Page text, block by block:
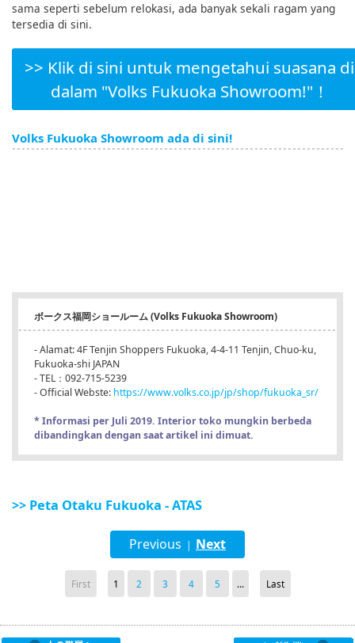
sama seperti sebelum relokasi, ada banyak sekali ragam yang
tersedia di sini.
>> Klik di sini untuk mengetahui suasana di
dalam "Volks Fukuoka Showroom!"！
Volks Fukuoka Showroom ada di sini!
ボークス福岡ショールーム (Volks Fukuoka Showroom)
- Alamat: 4F Tenjin Shoppers Fukuoka, 4-4-11 Tenjin, Chuo-ku,
Fukuoka-shi JAPAN
- TEL：092-715-5239
- Official Webste: https://www.volks.co.jp/jp/shop/fukuoka_sr/
* Informasi per Juli 2019. Interior toko mungkin berbeda
dibandingkan dengan saat artikel ini dimuat.
>> Peta Otaku Fukuoka - ATAS
Previous | Next
First 1 2 3 4 5 ... Last